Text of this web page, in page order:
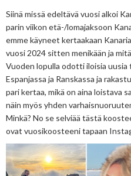
Siinä missä edeltävä vuosi alkoi
parin viikon etä-/lomajaksoon
emme käyneet kertaakaan
vuosi 2024 sitten menikään ja
Vuoden lopulla odotti iloisia
Espanjassa ja Ranskassa ja
pari kertaa, mikä on aina loistava
näin myös yhden
Minkä? No se selviää tästä
ovat vuosikoosteeni tapaan